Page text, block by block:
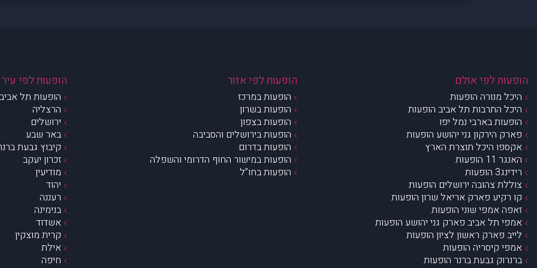
הופעות לפי אולם
היכל מנורה הופעות
היכל התרבות תל אביב הופעות
הופעות בארבי נמל יפו
פארק הירקון גני יהושע הופעות
אקספו היכל תוצרת הארץ
האנגר 11 הופעות
רידינג3 הופעות
צוללת צהובה ירושלים הופעות
קו רקיע פארק אריאל שרון הופעות
זאפה אמפי שוני הופעות
אמפי תל אביב פארק גני יהושע הופעות
לייב פארק ראשון לציון הופעות
אמפי קיסריה הופעות
ברנרוק גבעת ברנר הופעות
הופעות לפי אזור
הופעות במרכז
הופעות בשרון
הופעות בצפון
הופעות בירושלים והסביבה
הופעות בדרום
הופעות במישור החוף הדרומי והשפלה
הופעות בחו”ל
הופעות לפי עיר
הופעות תל
הרצליה
ירושלים
באר שבע
קיבוץ גבעת
זכרון יעקב
מודיעין
יהוד
רעננה
בנימינה
אשדוד
קרית מוצקין
אילת
חיפה